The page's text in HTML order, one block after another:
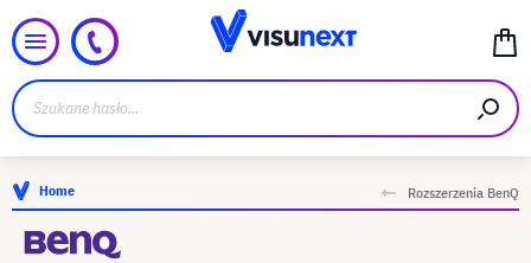
Home Rozszerzenia BenQ